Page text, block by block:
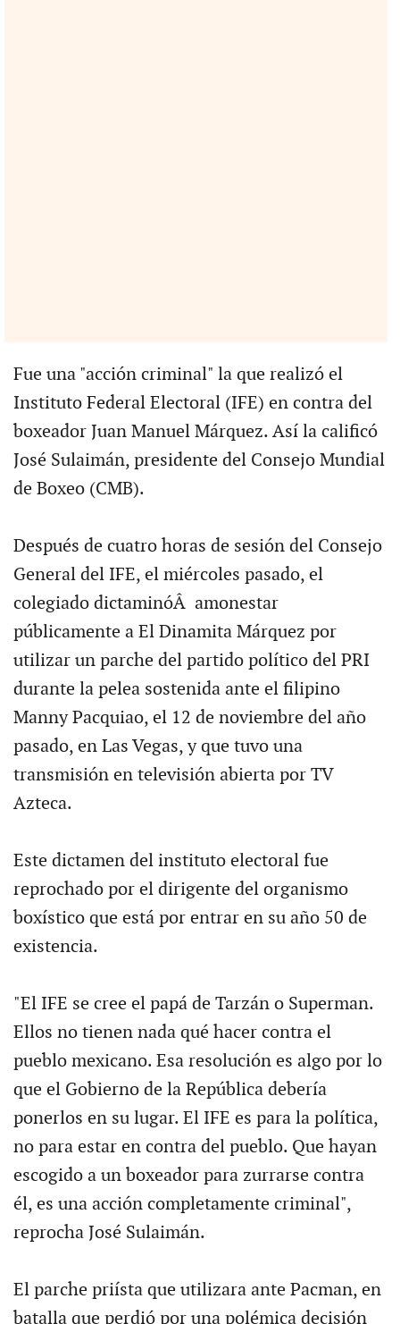
Fue una "acción criminal" la que realizó el
Instituto Federal Electoral (IFE) en contra del
boxeador Juan Manuel Márquez. Así la calificó
José Sulaimán, presidente del Consejo Mundial
de Boxeo (CMB).
Después de cuatro horas de sesión del Consejo
General del IFE, el miércoles pasado, el
colegiado dictaminóÂ amonestar
públicamente a El Dinamita Márquez por
utilizar un parche del partido político del PRI
durante la pelea sostenida ante el filipino
Manny Pacquiao, el 12 de noviembre del año
pasado, en Las Vegas, y que tuvo una
transmisión en televisión abierta por TV
Azteca.
Este dictamen del instituto electoral fue
reprochado por el dirigente del organismo
boxístico que está por entrar en su año 50 de
existencia.
"El IFE se cree el papá de Tarzán o Superman.
Ellos no tienen nada qué hacer contra el
pueblo mexicano. Esa resolución es algo por lo
que el Gobierno de la República debería
ponerlos en su lugar. El IFE es para la política,
no para estar en contra del pueblo. Que hayan
escogido a un boxeador para zurrarse contra
él, es una acción completamente criminal",
reprocha José Sulaimán.
El parche priísta que utilizara ante Pacman, en
batalla que perdió por una polémica decisión